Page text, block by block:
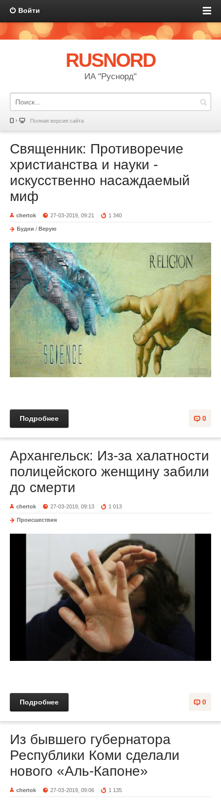
Войти
RUSNORD
ИА "Руснорд"
Полная версия сайта
Священник: Противоречие
христианства и науки -
искусственно насаждаемый
миф
chertok 27-03-2019, 09:21 1 340
Будни / Верую
0
Подробнее
Архангельск: Из-за халатности
полицейского женщину забили
до смерти
chertok 27-03-2019, 09:13 1 013
Происшествия
0
Подробнее
Из бывшего губернатора
Республики Коми сделали
нового «Аль-Капоне»
chertok 27-03-2019, 09:06 1 135